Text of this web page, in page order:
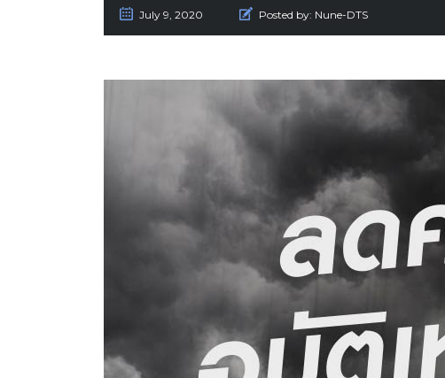
July 9, 2020 Posted by: Nune-DTS